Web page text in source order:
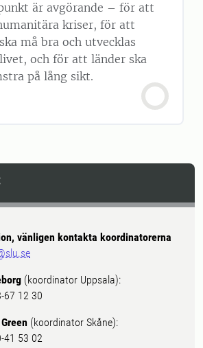
är avgörande – för att
kriser, för att
må bra och utvecklas
och för att länder ska
på lång sikt.
vänligen kontakta koordinatorerna
(koordinator Uppsala):
67 12 30
(koordinator Skåne):
41 53 02